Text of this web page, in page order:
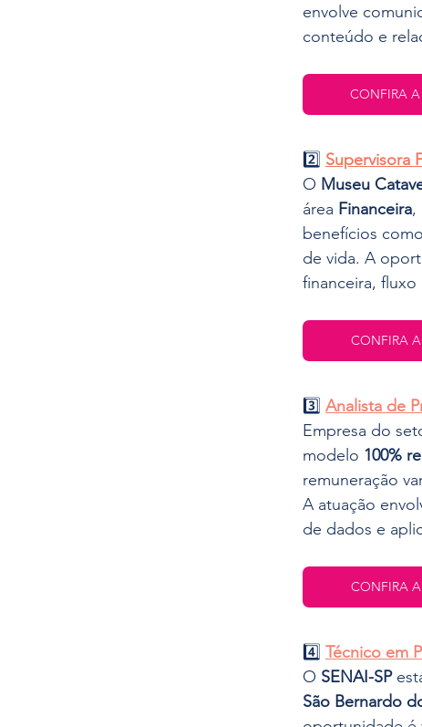
envolve
conteúdo e
CONFIRA
2️⃣ Supervisora
O Museu
área Financeira,
benefícios
de vida. A
financeira,
CONFIRA
3️⃣ Analista de
Empresa do
modelo 100%
remuneração
A atuação
de dados e
CONFIRA
4️⃣ Técnico em
O SENAI-SP
São Bernardo